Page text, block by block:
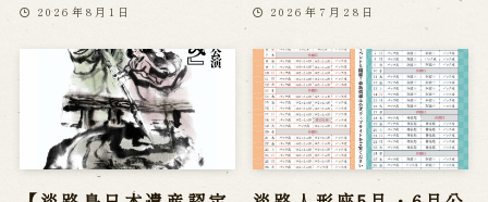
2026年8月1日 2026年7月28日